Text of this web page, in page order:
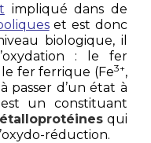
impliqué dans de
et est donc
biologique, il
: le fer
fer ferrique (Fe3+,
passer d’un état à
un constituant
qui
réduction.